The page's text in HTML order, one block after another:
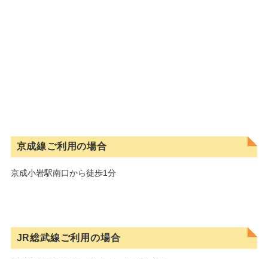
京成線ご利用の場合
京成小岩駅南口から徒歩1分
JR総武線ご利用の場合